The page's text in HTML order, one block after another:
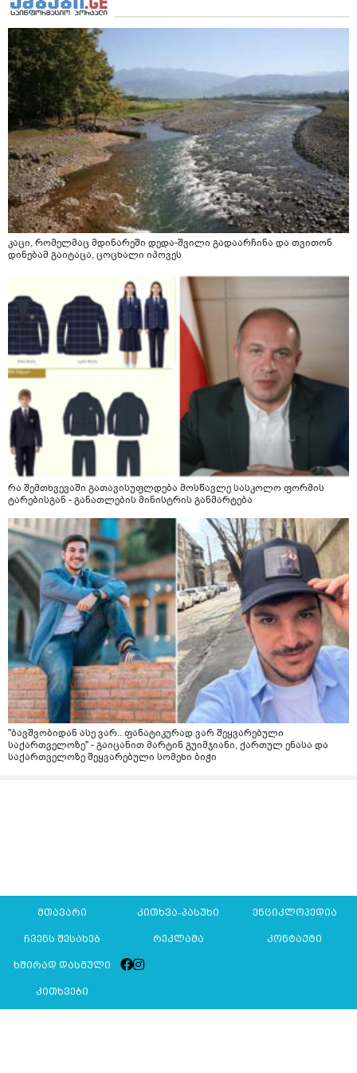
კაცი, რომელმაც მდინარეში დედა-შვილი გადაარჩინა და თვითონ
დინებამ გაიტაცა, ცოცხალი იპოვეს
რა შემთხვევაში გათავისუფლდება მოსწავლე სასკოლო ფორმის
ტარებისგან - განათლების მინისტრის განმარტება
"ბავშვობიდან ასე ვარ.. ფანატიკურად ვარ შეყვარებული
საქართველოზე" - გაიცანით მარტინ გუიმჯიანი, ქართულ ენასა და
საქართველოზე შეყვარებული სომეხი ბიჭი
მთავარი კითხვა-პასუხი ენციკლოპედია
ჩვენს შესახებ რეკლამა კონტაქტი
ხშირად დასმული
კითხვები